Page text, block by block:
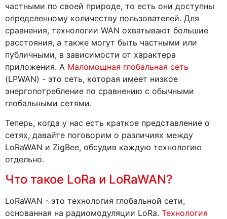
частными по своей природе, то есть они доступны
определенному количеству пользователей. Для
сравнения, технологии WAN охватывают большие
расстояния, а также могут быть частными или
публичными, в зависимости от характера
приложения. A Маломощная глобальная сеть
(LPWAN) - это сеть, которая имеет низкое
энергопотребление по сравнению с обычными
глобальными сетями.
Теперь, когда у нас есть краткое представление о
сетях, давайте поговорим о различиях между
LoRaWAN и ZigBee, обсудив каждую технологию
отдельно.
Что такое LoRa и LoRaWAN?
LoRaWAN - это технология глобальной сети,
основанная на радиомодуляции LoRa. Технология